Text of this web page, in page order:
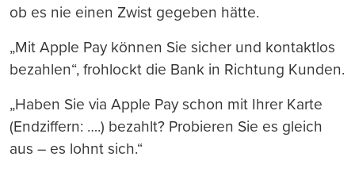
ob es nie einen Zwist gegeben hätte.
„Mit Apple Pay können Sie sicher und kontaktlos
bezahlen“, frohlockt die Bank in Richtung Kunden.
„Haben Sie via Apple Pay schon mit Ihrer Karte
(Endziffern: ….) bezahlt? Probieren Sie es gleich
aus – es lohnt sich.“